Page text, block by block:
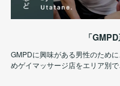
「
GMPDに興味がある男性のため
めゲイマッサージ店をエリア別で